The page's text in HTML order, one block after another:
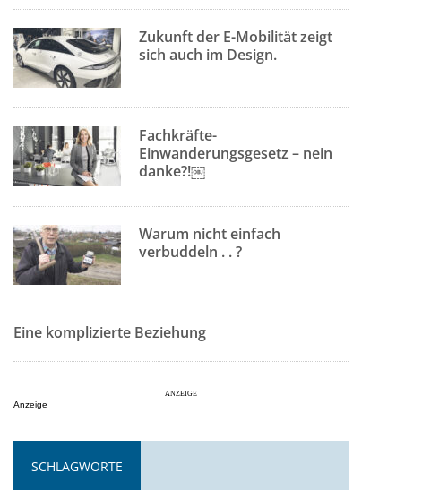
Zukunft der E-Mobilität zeigt
sich auch im Design.
Fachkräfte-
Einwanderungsgesetz – nein
danke?!￼
Warum nicht einfach
verbuddeln . . ?
Eine komplizierte Beziehung
Anzeige
SCHLAGWORTE